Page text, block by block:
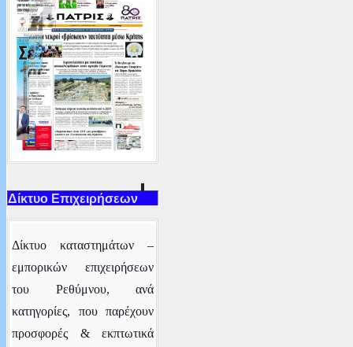
Δίκτυο Επιχειρήσεων
Δίκτυο καταστημάτων –
εμπορικών επιχειρήσεων
του Ρεθύμνου, ανά
κατηγορίες, που παρέχουν
προσφορές & εκπτωτικά